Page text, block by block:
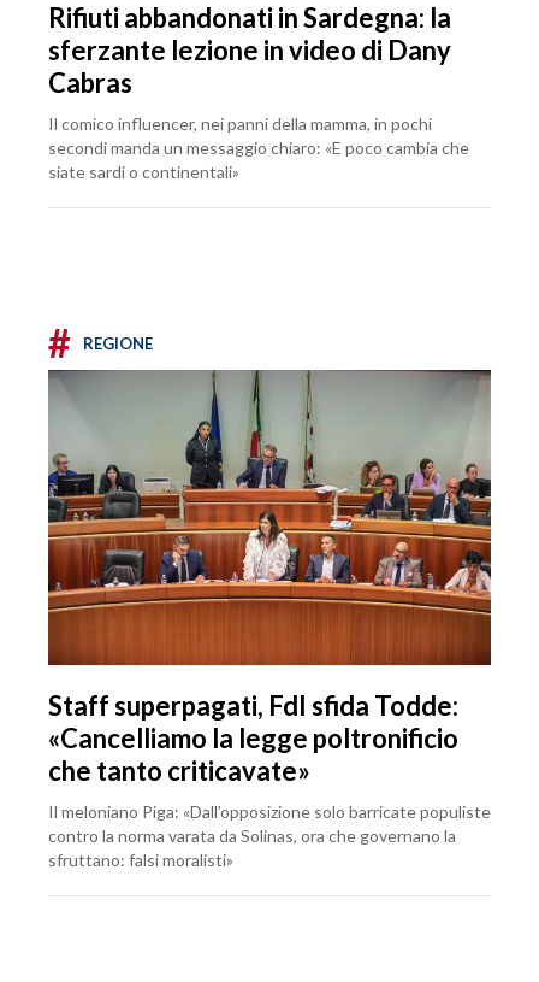
Rifiuti abbandonati in Sardegna: la
sferzante lezione in video di Dany
Cabras
Il comico influencer, nei panni della mamma, in pochi
secondi manda un messaggio chiaro: «E poco cambia che
siate sardi o continentali»
# REGIONE
Staff superpagati, FdI sfida Todde:
«Cancelliamo la legge poltronificio
che tanto criticavate»
Il meloniano Piga: «Dall’opposizione solo barricate populiste
contro la norma varata da Solinas, ora che governano la
sfruttano: falsi moralisti»